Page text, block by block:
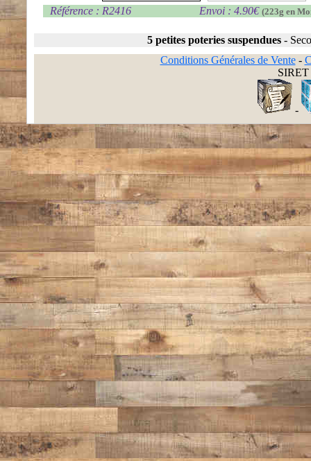
Référence : R2416 Envoi : 4.90€ (223g en
5 petites poteries suspendues-
Conditions Générales de Vente-
SIRET
-